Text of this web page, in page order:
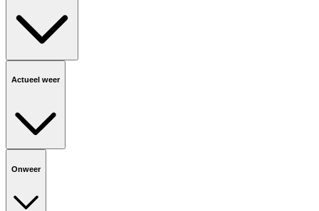
Actueel weer
Onweer